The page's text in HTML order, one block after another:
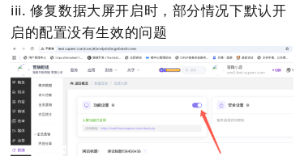
iii. 修复数据大屏开启时，部分情况下默认开
启的配置没有生效的问题